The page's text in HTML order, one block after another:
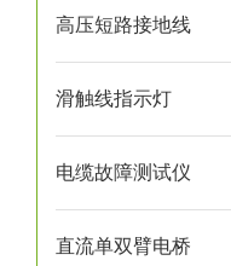
高压短路接地线
滑触线指示灯
电缆故障测试仪
直流单双臂电桥